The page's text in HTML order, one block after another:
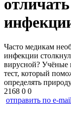
Часто медикам
инфекции
вирусной? Учёные
тест, который
определять
2168 0 0
отправить по e-mail